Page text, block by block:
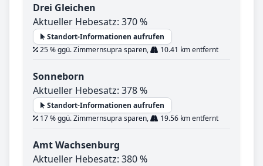
Drei Gleichen
Aktueller Hebesatz: 370 %
Standort-Informationen aufrufen
25 % ggü. Zimmernsupra sparen,
10.41 km entfernt
Sonneborn
Aktueller Hebesatz: 378 %
Standort-Informationen aufrufen
17 % ggü. Zimmernsupra sparen,
19.56 km entfernt
Amt Wachsenburg
Aktueller Hebesatz: 380 %